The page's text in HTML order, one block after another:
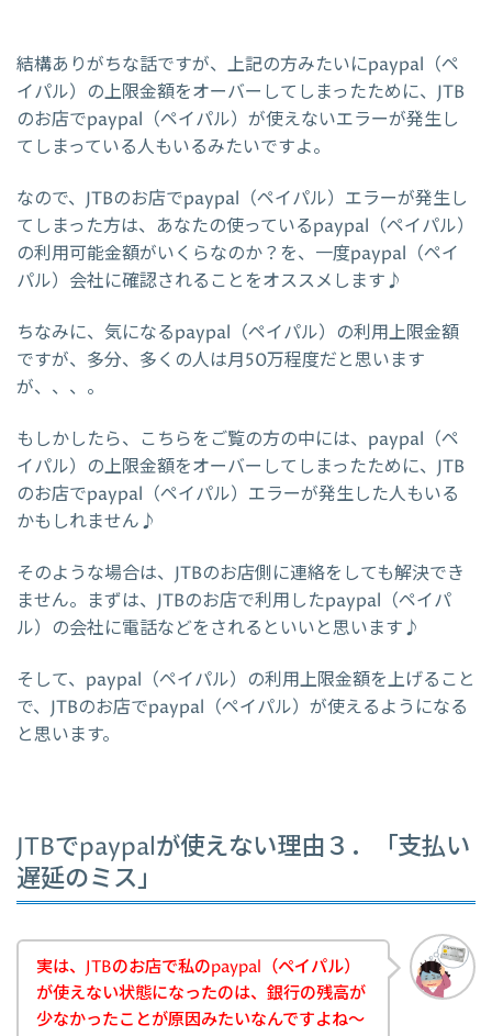
結構ありがちな話ですが、上記の方みたいにpaypal（ペ
イパル）の上限金額をオーバーしてしまったために、JTB
のお店でpaypal（ペイパル）が使えないエラーが発生し
てしまっている人もいるみたいですよ。
なので、JTBのお店でpaypal（ペイパル）エラーが発生し
てしまった方は、あなたの使っているpaypal（ペイパル）
の利用可能金額がいくらなのか？を、一度paypal（ペイ
パル）会社に確認されることをオススメします♪
ちなみに、気になるpaypal（ペイパル）の利用上限金額
ですが、多分、多くの人は月50万程度だと思います
が、、、。
もしかしたら、こちらをご覧の方の中には、paypal（ペ
イパル）の上限金額をオーバーしてしまったために、JTB
のお店でpaypal（ペイパル）エラーが発生した人もいる
かもしれません♪
そのような場合は、JTBのお店側に連絡をしても解決でき
ません。まずは、JTBのお店で利用したpaypal（ペイパ
ル）の会社に電話などをされるといいと思います♪
そして、paypal（ペイパル）の利用上限金額を上げること
で、JTBのお店でpaypal（ペイパル）が使えるようになる
と思います。
JTBでpaypalが使えない理由３．「支払い
遅延のミス」
実は、JTBのお店で私のpaypal（ペイパル）
が使えない状態になったのは、銀行の残高が
少なかったことが原因みたいなんですよね～